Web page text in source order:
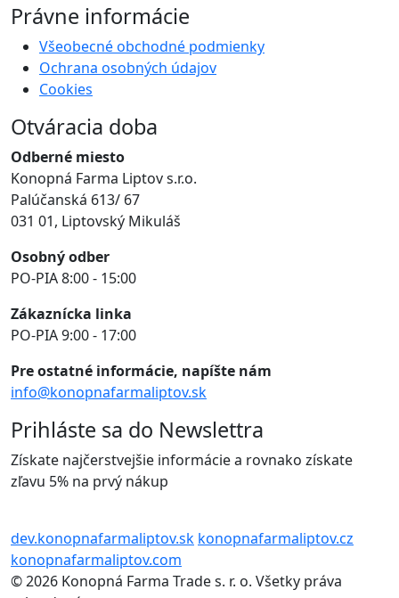
Právne informácie
Všeobecné obchodné podmienky
Ochrana osobných údajov
Cookies
Otváracia doba
Odberné miesto
Konopná Farma Liptov s.r.o.
Palúčanská 613/ 67
031 01, Liptovský Mikuláš
Osobný odber
PO-PIA 8:00 - 15:00
Zákaznícka linka
PO-PIA 9:00 - 17:00
Pre ostatné informácie, napíšte nám
info@konopnafarmaliptov.sk
Prihláste sa do Newslettra
Získate najčerstvejšie informácie a rovnako získate
zľavu 5% na prvý nákup
dev.konopnafarmaliptov.sk konopnafarmaliptov.cz
konopnafarmaliptov.com
© 2026 Konopná Farma Trade s. r. o. Všetky práva